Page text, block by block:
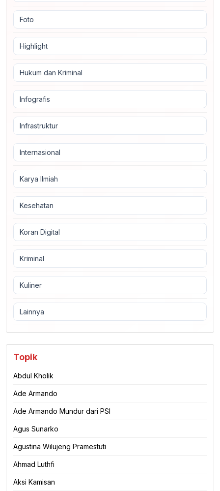
Foto
Highlight
Hukum dan Kriminal
Infografis
Infrastruktur
Internasional
Karya Ilmiah
Kesehatan
Koran Digital
Kriminal
Kuliner
Lainnya
Topik
Abdul Kholik
Ade Armando
Ade Armando Mundur dari PSI
Agus Sunarko
Agustina Wilujeng Pramestuti
Ahmad Luthfi
Aksi Kamisan